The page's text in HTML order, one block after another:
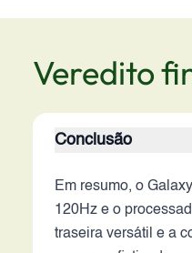
Veredito
Conclusão
Em resumo, o
120Hz e o
traseira versátil e a